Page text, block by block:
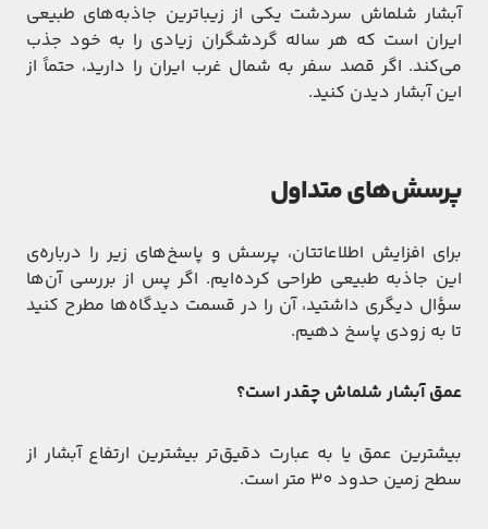
آبشار شلماش سردشت یکی از زیباترین جاذبه‌های طبیعی
ایران است که هر ساله گردشگران زیادی را به خود جذب
می‌کند. اگر قصد سفر به شمال غرب ایران را دارید، حتماً از
این آبشار دیدن کنید.
پرسش‌های متداول
برای افزایش اطلاعاتتان، پرسش و پاسخ‌های زیر را درباره‌ی
این جاذبه طبیعی طراحی کرده‌ایم. اگر پس از بررسی آن‌ها
سؤال دیگری داشتید، آن را در قسمت دیدگاه‌ها مطرح کنید
تا به زودی پاسخ دهیم.
عمق آبشار شلماش چقدر است؟
بیشترین عمق یا به عبارت دقیق‌تر بیشترین ارتفاع آبشار از
سطح زمین حدود 30 متر است.